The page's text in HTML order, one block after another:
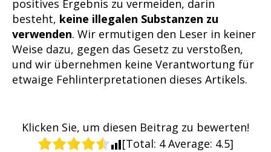
positives Ergebnis zu vermeiden, darin
besteht, keine illegalen Substanzen zu
verwenden. Wir ermutigen den Leser in keiner
Weise dazu, gegen das Gesetz zu verstoßen,
und wir übernehmen keine Verantwortung für
etwaige Fehlinterpretationen dieses Artikels.
Klicken Sie, um diesen Beitrag zu bewerten!
[Total: 4Average: 4.5]